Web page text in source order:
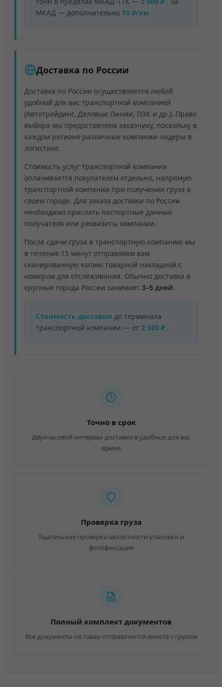
МКАД — дополнительно 70 ₽/км .
Доставка по России
Доставка по России осуществляется любой
удобной для вас транспортной компанией
(Автотрейдинг, Деловые Линии, ПЭК и др.). Право
выбора мы предоставляем заказчику, поскольку в
каждом регионе различные компании-лидеры в
логистике.
Стоимость услуг транспортной компании
оплачивается покупателем отдельно, напрямую
транспортной компании при получении груза в
своём городе. Для заказа доставки по России
необходимо прислать паспортные данные
получателя или реквизиты компании.
После сдачи груза в транспортную компанию мы
в течение 15 минут отправляем вам
сканированную копию товарной накладной с
номером для отслеживания. Обычно доставка в
крупные города России занимает 3–5 дней .
Стоимость доставки до терминала
транспортной компании — от 2 500 ₽ .
Точно в срок
Двухчасовой интервал доставки в удобное для вас
время
Проверка груза
Тщательная проверка целостности упаковки и
фотофиксация
Полный комплект документов
Все документы на товар отправляются вместе с грузом